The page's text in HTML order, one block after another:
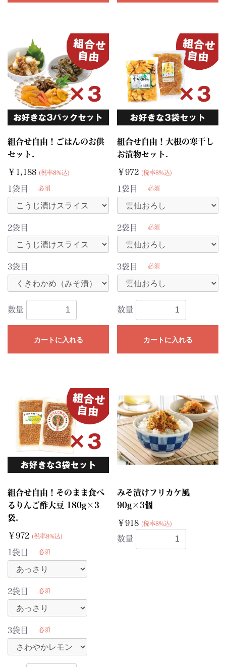
組合せ自由！ごはんのお供
セット.
￥1,188 (税率8%込)
1袋目 必須
2袋目
3袋目
数量
カートに入れる
組合せ自由！大根の寒干し
お漬物セット.
￥972 (税率8%込)
1袋目 必須
2袋目 必須
3袋目 必須
数量
カートに入れる
組合せ自由！そのまま食べ
るりんご酢大豆 180g×3
袋.
￥972 (税率8%込)
1袋目 必須
2袋目 必須
3袋目 必須
みそ漬けフリカケ風
90g×3個
￥918 (税率8%込)
数量